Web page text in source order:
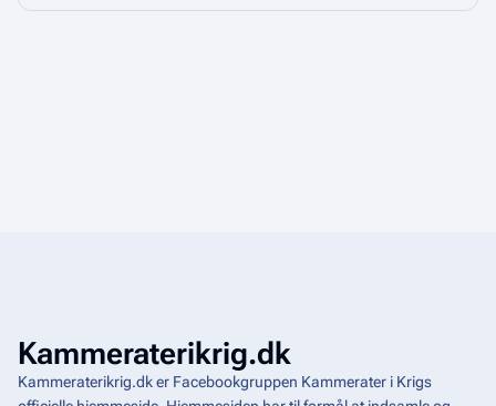
Kammeraterikrig.dk
Kammeraterikrig.dk er Facebookgruppen Kammerater i Krigs